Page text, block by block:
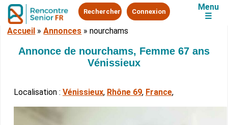
Rechercher Connexion
Menu
☰
Accueil »Annonces »nourchams
Annonce de nourchams, Femme 67 ans
Vénissieux
Localisation : Vénissieux, Rhône 69, France,